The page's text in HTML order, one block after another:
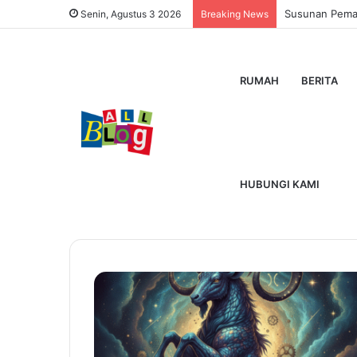
Senin, Agustus 3 2026 Breaking News Susunan
RUMAH BERITA
HUBUNGI KAMI
Home/22 Desember Zodiak Apa
22 Desember